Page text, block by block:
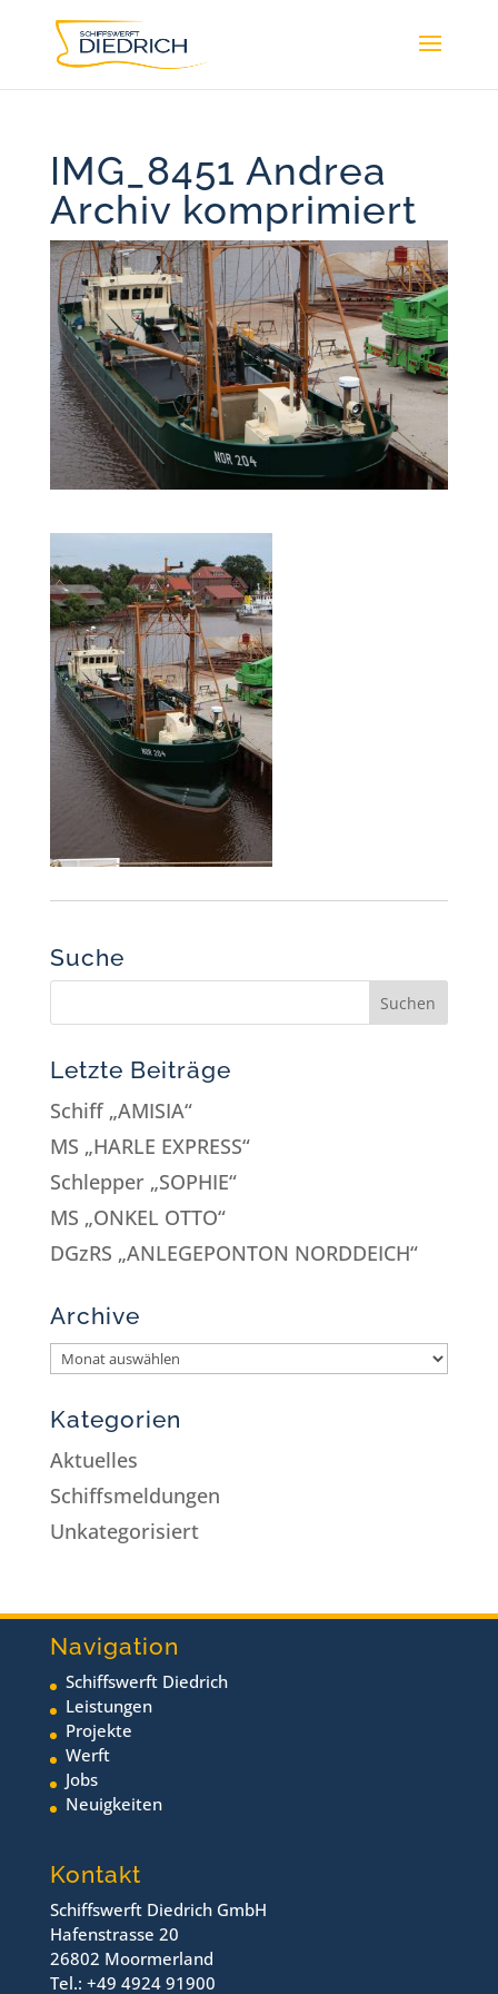
IMG_8451 Andrea
Archiv komprimiert
Suche
Letzte Beiträge
Schiff „AMISIA“
MS „HARLE EXPRESS“
Schlepper „SOPHIE“
MS „ONKEL OTTO“
DGzRS „ANLEGEPONTON NORDDEICH“
Archive
Kategorien
Aktuelles
Schiffsmeldungen
Unkategorisiert
Navigation
Schiffswerft Diedrich
Leistungen
Projekte
Werft
Jobs
Neuigkeiten
Kontakt
Schiffswerft Diedrich GmbH
Hafenstrasse 20
26802 Moormerland
Tel.: +49 4924 91900